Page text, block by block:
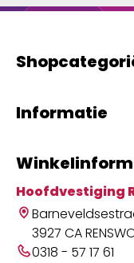
Informatie
Hoofdvestiging
3927 CA
0318 - 57 17 61